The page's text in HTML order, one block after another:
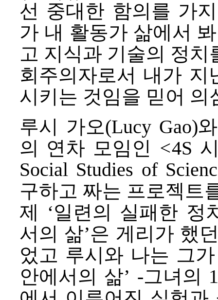
선 중대한 함의를 가
가 내 활동가 삶에서
고 지식과 기술의 정
회주의자로서 내가
시키는 것임을 믿어
루시 가오(Lucy Gao)
의 연차 모임인 <4S
Social Studies of
구하고 짜는 프로젝트
제 ‘일련의 실패한 정
서의 삶’은 게리가 했
었고 루시와 나는 그가
안에서의 삶’ -그녀의